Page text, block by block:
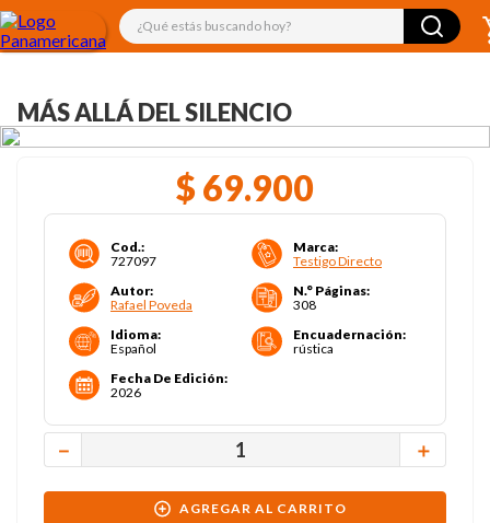
¿Qué estás buscando hoy?
MÁS ALLÁ DEL SILENCIO
$ 69.900
Cod.:
727097
Marca:
Testigo Directo
Autor:
Rafael Poveda
N.° Páginas:
308
Idioma:
Español
Encuadernación:
rústica
Fecha De Edición:
2026
＋
－
AGREGAR AL CARRITO